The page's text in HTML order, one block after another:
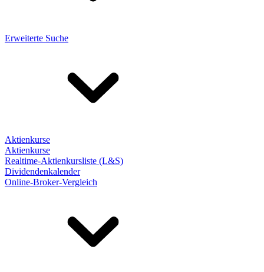
Erweiterte Suche
Aktienkurse
Aktienkurse
Realtime-Aktienkursliste (L&S)
Dividendenkalender
Online-Broker-Vergleich